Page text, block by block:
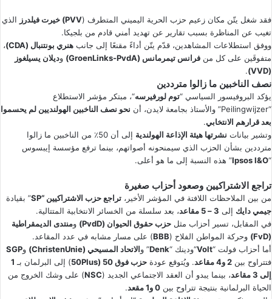
فقد شغل يتّن مكان زعيم حزب الحرية اليميني المتطرف (PVV) خيرت فيلدرز
الذي
تغيب عن المناظرة بسبب تقارير عن تهديد أمني قادم من بلجيكا.
ووفق استطلاعات المشاهدين، قدّم يتّن أداءً مقنعًا إلى جانب هنري بونتنبال (CDA)
،
متفوقَين على كل من فرانس تيمرمانس (GroenLinks-PvdA) وديلان يسيلغوز
(VVD)
.
نصف الناخبين ما زالوا مترددين
يؤكد البروفيسور السياسي “توم لورفيرسه“، مبتكر مؤشر الاستطلاع
“Peilingwijzer” والأستاذ بجامعة لايدن، أن
نحو نصف الناخبين الهولنديين لم يحسموا
بعد قرارهم الانتخابي.
وتشير بيانات نشرتها هيئة الإذاعة الهولندية
إلى أن 50٪ من الناخبين ما زالوا
مترددين بشأن الحزب الذي سيمنحونه أصواتهم، بينما ترفع مؤسسة إيبسوس
“
Ipsos I&O” هذه النسبة إلى ما هو أعلى.
تراجع الاشتراكيين وصعود أحزاب صغيرة
من بين الملاحظات اللافتة في المؤشر الأخير، تراجع حزب الاشتراكيين “SP
” بقيادة
جيمي دايك إلى 3 – 5 مقاعد
، بعد سلسلة من الخسائر الانتخابية المتتالية.
في المقابل، تسير أحزاب مثل حزب حقوق الحيوان (PvdD) ومنتدى الديمقراطية
(FvD)
وحركة المواطن الفلاح (BBB) على مسار مشابه في عدد المقاعد.
أما أحزاب فولت “Volt“ودينك “Denk” والاتحاد المسيحي (ChristenUnie) وSGP
فتتراوح بين 2 و4 مقاعد . ويُتوقع عودة حزب فوق 50 (50Plus ) إلى البرلمان بـ 1
إلى 3 مقاعد
، بينما يبدو أن العقد الاجتماعي الجديد (NSC) على وشك الخروج من
الحياة البرلمانية بنتيجة تتراوح بين 0 و1 مقعد
.